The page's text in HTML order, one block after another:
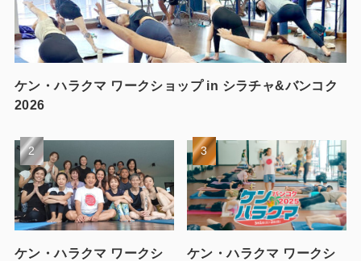
ケン・ハラクマ ワークショップ in シラチャ&バンコク
2026
ケン・ハラクマ ワークシ
ケン・ハラクマ ワークシ